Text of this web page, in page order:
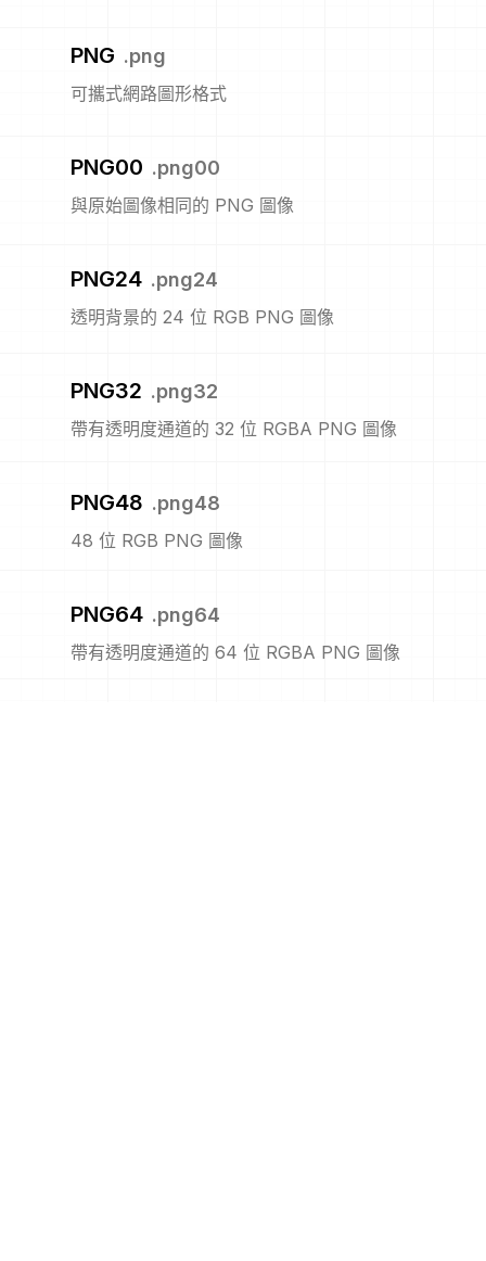
PNG .png
可攜式網路圖形格式
PNG00 .png00
與原始圖像相同的 PNG 圖像
PNG24 .png24
透明背景的 24 位 RGB PNG 圖像
PNG32 .png32
帶有透明度通道的 32 位 RGBA PNG 圖像
PNG48 .png48
48 位 RGB PNG 圖像
PNG64 .png64
帶有透明度通道的 64 位 RGBA PNG 圖像